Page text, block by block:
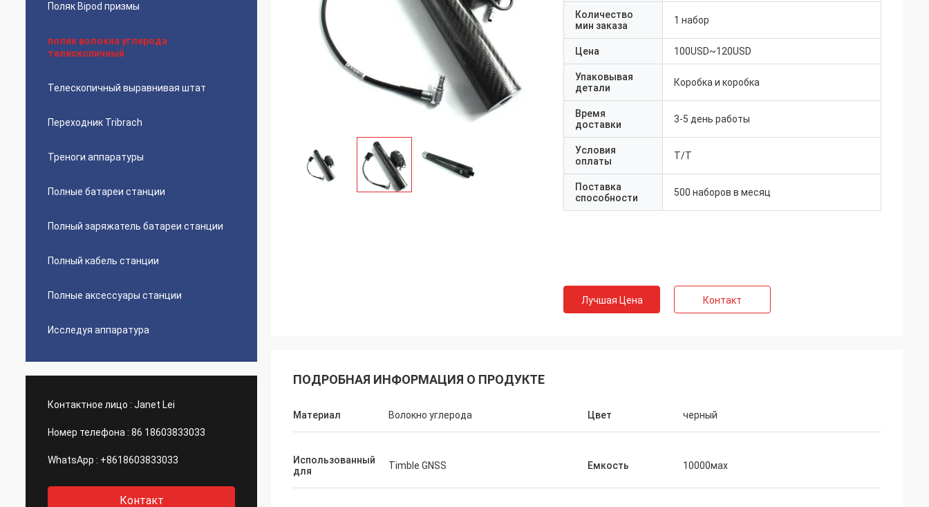
Поляк Bipod призмы
поляк волокна углерода
телескопичный
Телескопичный выравнивая штат
Переходник Tribrach
Треноги аппаратуры
Полные батареи станции
Полный заряжатель батареи станции
Полный кабель станции
Полные аксессуары станции
Исследуя аппаратура
Контактное лицо : Janet Lei
Номер телефона : 86 18603833033
WhatsApp : +8618603833033
Контакт
Количество
мин заказа
1 набор
Цена 100USD~120USD
Упаковывая
детали
Коробка и коробка
Время
доставки
3-5 день работы
Условия
оплаты
T/T
Поставка
способности
500 наборов в месяц
Лучшая Цена Контакт
ПОДРОБНАЯ ИНФОРМАЦИЯ О ПРОДУКТЕ
Материал Волокно углерода Цвет черный
Использованный
для
Timble GNSS Емкость 10000мах